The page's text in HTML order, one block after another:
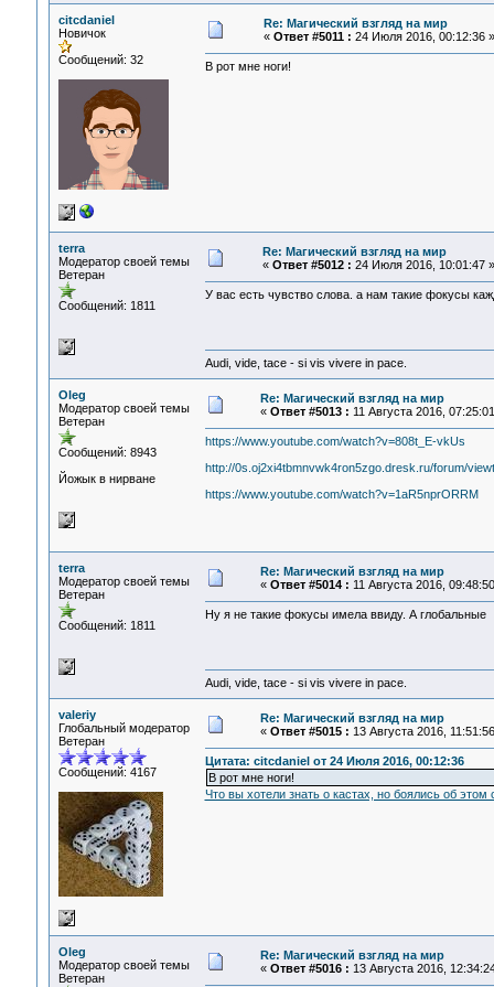
citcdaniel
Новичок
Сообщений: 32
Re: Магический взгляд на мир
« Ответ #5011 : 24 Июля 2016, 00:12:36 »
В рот мне ноги!
terra
Модератор своей темы
Ветеран
Сообщений: 1811
Re: Магический взгляд на мир
« Ответ #5012 : 24 Июля 2016, 10:01:47 »
У вас есть чувство слова. а нам такие фокусы
Audi, vide, tace - si vis vivere in pace.
Oleg
Модератор своей темы
Ветеран
Сообщений: 8943
Йожык в нирване
Re: Магический взгляд на мир
« Ответ #5013 : 11 Августа 2016,
https://www.youtube.com/watch?v=808t_E-vkUs
http://0s.oj2xi4tbmnvwk4ron5zgo.dresk.ru/forum/
https://www.youtube.com/watch?v=1aR5nprORRM
terra
Модератор своей темы
Ветеран
Сообщений: 1811
Re: Магический взгляд на мир
« Ответ #5014 : 11 Августа 2016,
Ну я не такие фокусы имела ввиду. А глобальные
Audi, vide, tace - si vis vivere in pace.
valeriy
Глобальный модератор
Ветеран
Сообщений: 4167
Re: Магический взгляд на мир
« Ответ #5015 : 13 Августа 2016,
Цитата: citcdaniel от 24 Июля 2016, 00:12:36
В рот мне ноги!
Что вы хотели знать о кастах, но боялись об этом
Oleg
Модератор своей темы
Ветеран
Re: Магический взгляд на мир
« Ответ #5016 : 13 Августа 2016,